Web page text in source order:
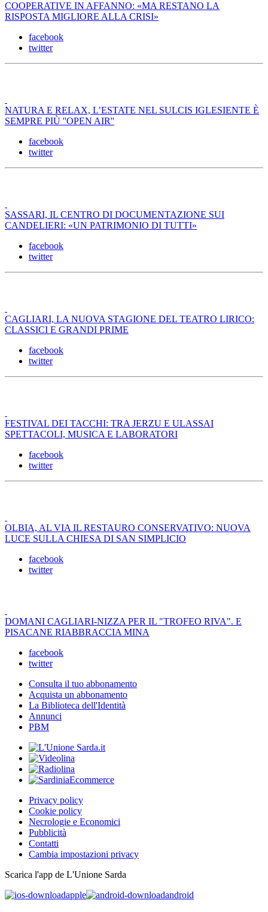
COOPERATIVE IN AFFANNO: «MA RESTANO LA
RISPOSTA MIGLIORE ALLA CRISI»
facebook
twitter
NATURA E RELAX, L’ESTATE NEL SULCIS IGLESIENTE È
SEMPRE PIÙ ''OPEN AIR''
facebook
twitter
SASSARI, IL CENTRO DI DOCUMENTAZIONE SUI
CANDELIERI: «UN PATRIMONIO DI TUTTI»
facebook
twitter
CAGLIARI, LA NUOVA STAGIONE DEL TEATRO LIRICO:
CLASSICI E GRANDI PRIME
facebook
twitter
FESTIVAL DEI TACCHI: TRA JERZU E ULASSAI
SPETTACOLI, MUSICA E LABORATORI
facebook
twitter
OLBIA, AL VIA IL RESTAURO CONSERVATIVO: NUOVA
LUCE SULLA CHIESA DI SAN SIMPLICIO
facebook
twitter
DOMANI CAGLIARI-NIZZA PER IL "TROFEO RIVA". E
PISACANE RIABBRACCIA MINA
facebook
twitter
Consulta il tuo abbonamento
Acquista un abbonamento
La Biblioteca dell'Identità
Annunci
PBM
Privacy policy
Cookie policy
Necrologie e Economici
Pubblicità
Contatti
Cambia impostazioni privacy
Scarica l'app de L'Unione Sarda
apple
android